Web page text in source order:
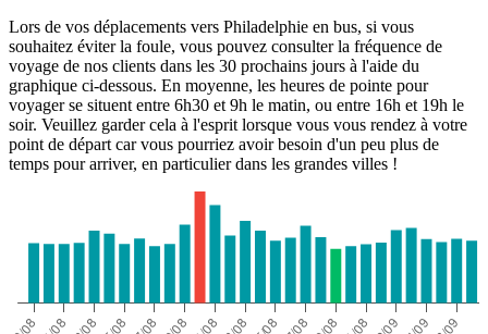
Lors de vos déplacements vers Philadelphie en bus, si vous
souhaitez éviter la foule, vous pouvez consulter la fréquence de
voyage de nos clients dans les 30 prochains jours à l'aide du
graphique ci-dessous. En moyenne, les heures de pointe pour
voyager se situent entre 6h30 et 9h le matin, ou entre 16h et 19h le
soir. Veuillez garder cela à l'esprit lorsque vous vous rendez à votre
point de départ car vous pourriez avoir besoin d'un peu plus de
temps pour arriver, en particulier dans les grandes villes !